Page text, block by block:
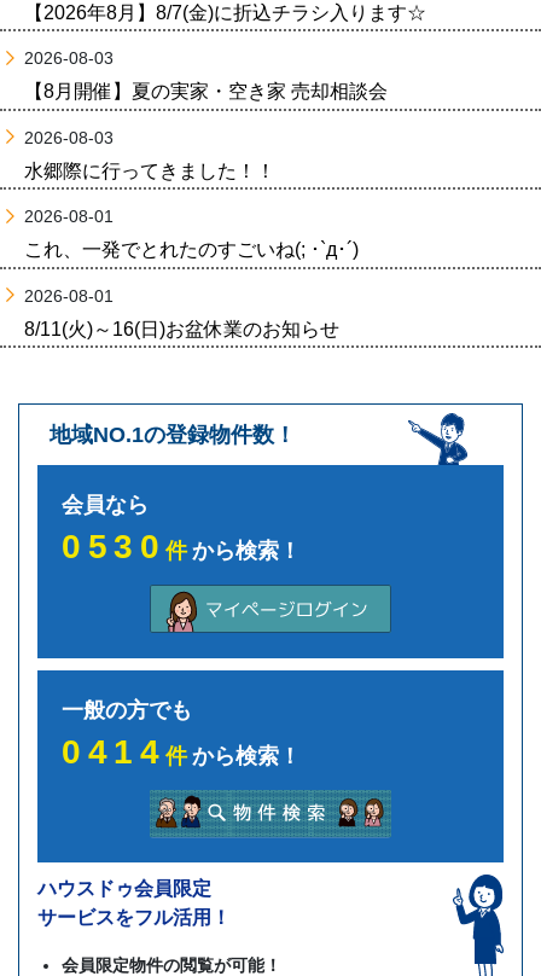
【2026年8月】8/7(金)に折込チラシ入ります☆
2026-08-03
【8月開催】夏の実家・空き家 売却相談会
2026-08-03
水郷際に行ってきました！！
2026-08-01
これ、一発でとれたのすごいね(; ･`д･´)
2026-08-01
8/11(火)～16(日)お盆休業のお知らせ
地域NO.1の登録物件数！
会員なら
0530件から検索！
一般の方でも
0414件から検索！
ハウスドゥ会員限定
サービスをフル活用！
会員限定物件の閲覧が可能！